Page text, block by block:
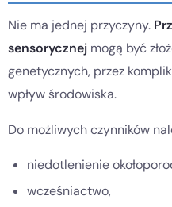
Nie ma jednej przyczyny.
sensorycznej mogą być
genetycznych, przez
wpływ środowiska.
Do możliwych czynników
niedotlenienie
wcześniactwo,